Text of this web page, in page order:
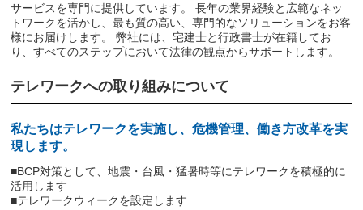
サービスを専門に提供しています。 長年の業界経験と広範なネッ
トワークを活かし、最も質の高い、専門的なソリューションをお客
様にお届けします。 弊社には、宅建士と行政書士が在籍してお
り、すべてのステップにおいて法律の観点からサポートします。
テレワークへの取り組みについて
私たちはテレワークを実施し、危機管理、働き方改革を実
現します。
■BCP対策として、地震・台風・猛暑時等にテレワークを積極的に
活用します
■テレワークウィークを設定します